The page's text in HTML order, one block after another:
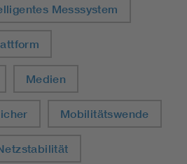
Messsystem
Medien
Mobilitätswende